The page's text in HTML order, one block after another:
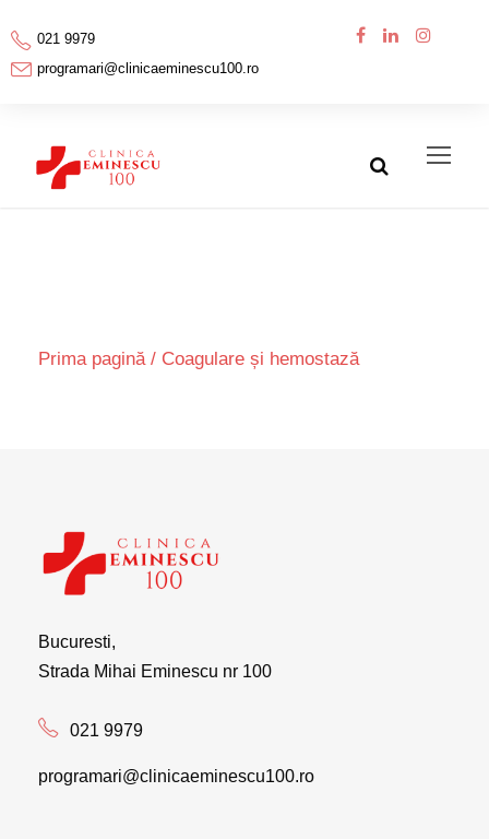
021 9979
programari@clinicaeminescu100.ro
Prima pagină/ Coagulare și hemostază
Bucuresti,
Strada Mihai Eminescu nr 100
021 9979
programari@clinicaeminescu100.ro